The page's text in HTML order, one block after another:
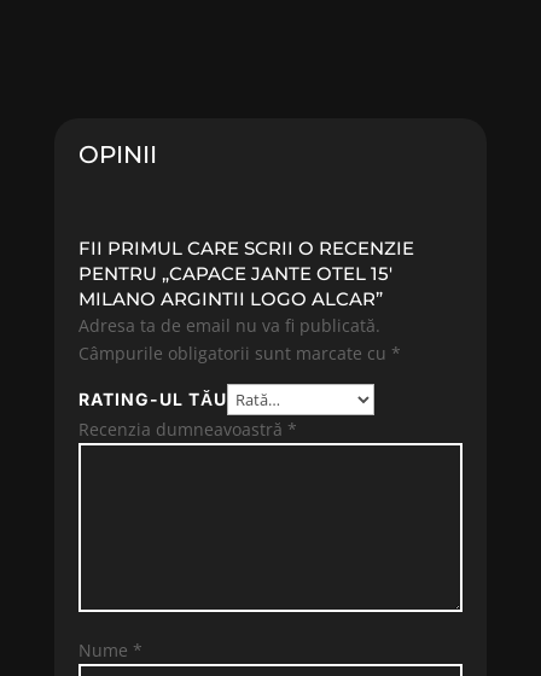
OPINII
FII PRIMUL CARE SCRII O RECENZIE
PENTRU „CAPACE JANTE OTEL 15′
MILANO ARGINTII LOGO ALCAR”
Adresa ta de email nu va fi publicată.
Câmpurile obligatorii sunt marcate cu *
RATING-UL TĂU
Recenzia dumneavoastră *
Nume *